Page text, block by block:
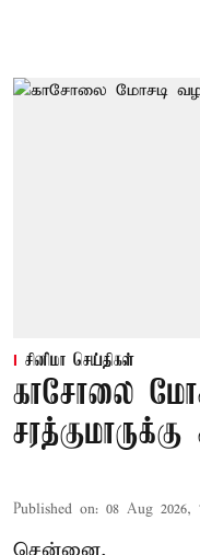
சினிமா செய்திகள்
காசோலை
Published on: 08 Aug 2026,